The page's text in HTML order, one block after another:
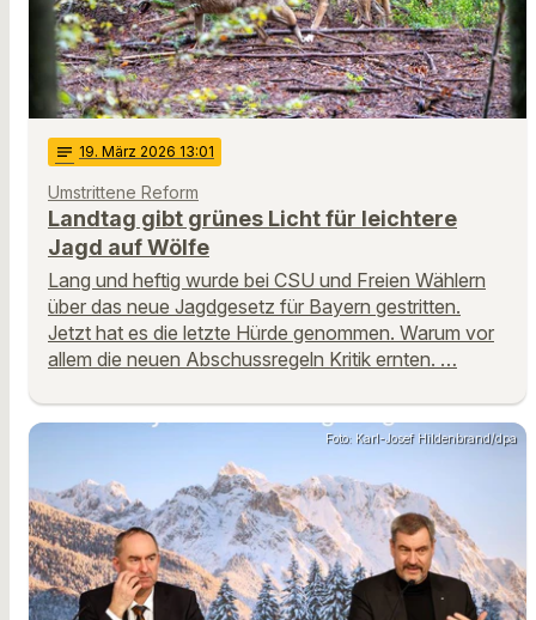
notes 19. März 2026 13:01
Umstrittene Reform
Landtag gibt grünes Licht für leichtere
Jagd auf Wölfe
Lang und heftig wurde bei CSU und Freien Wählern
über das neue Jagdgesetz für Bayern gestritten.
Jetzt hat es die letzte Hürde genommen. Warum vor
allem die neuen Abschussregeln Kritik ernten. …
Foto: Karl-Josef Hildenbrand/dpa